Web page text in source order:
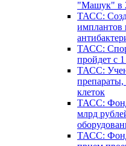
"Машук" в
ТАСС:
имплантов
ТАСС:
пройдет с
ТАСС:
клеток
ТАСС:
млрд
ТАСС: Фонд